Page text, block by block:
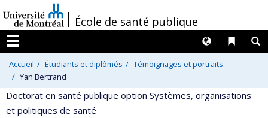
au
contenu
/École de santé publique
Menu
Liens
Langues
Accueil Étudiants et diplômés
Témoignages et portraits
Yan Bertrand
Doctorat en santé publique option Systèmes, organisations
et politiques de santé